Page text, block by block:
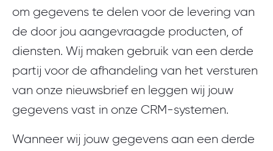
om gegevens te delen voor de levering van
de door jou aangevraagde producten, of
diensten. Wij maken gebruik van een derde
partij voor de afhandeling van het versturen
van onze nieuwsbrief en leggen wij jouw
gegevens vast in onze CRM-systemen.
Wanneer wij jouw gegevens aan een derde